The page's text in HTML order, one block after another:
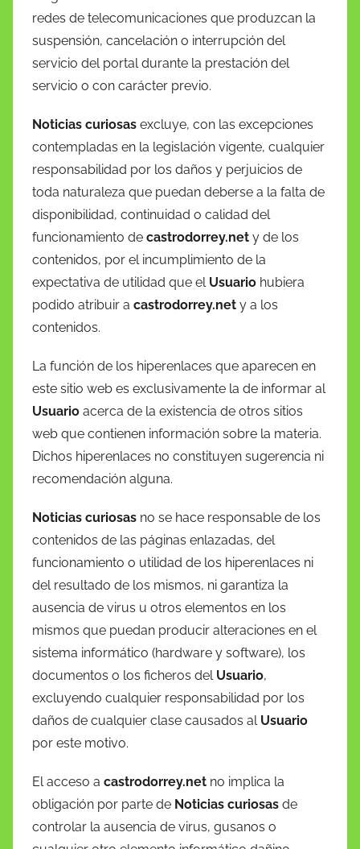
redes de telecomunicaciones que produzcan la
suspensión, cancelación o interrupción del
servicio del portal durante la prestación del
servicio o con carácter previo.
Noticias curiosas excluye, con las excepciones
contempladas en la legislación vigente, cualquier
responsabilidad por los daños y perjuicios de
toda naturaleza que puedan deberse a la falta de
disponibilidad, continuidad o calidad del
funcionamiento de castrodorrey.net y de los
contenidos, por el incumplimiento de la
expectativa de utilidad que el Usuario hubiera
podido atribuir a castrodorrey.net y a los
contenidos.
La función de los hiperenlaces que aparecen en
este sitio web es exclusivamente la de informar al
Usuario acerca de la existencia de otros sitios
web que contienen información sobre la materia.
Dichos hiperenlaces no constituyen sugerencia ni
recomendación alguna.
Noticias curiosas no se hace responsable de los
contenidos de las páginas enlazadas, del
funcionamiento o utilidad de los hiperenlaces ni
del resultado de los mismos, ni garantiza la
ausencia de virus u otros elementos en los
mismos que puedan producir alteraciones en el
sistema informático (hardware y software), los
documentos o los ficheros del Usuario,
excluyendo cualquier responsabilidad por los
daños de cualquier clase causados al Usuario
por este motivo.
El acceso a castrodorrey.net no implica la
obligación por parte de Noticias curiosas de
controlar la ausencia de virus, gusanos o